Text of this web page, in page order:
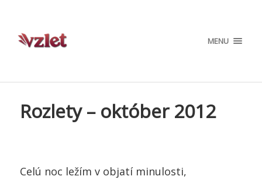
MENU
Rozlety – október 2012
Celú noc ležím v objatí minulosti,